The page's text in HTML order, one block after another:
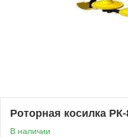
Роторная косилка
В наличии